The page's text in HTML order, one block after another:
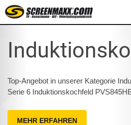
Top-Angebot in unserer Kategorie
Serie 6 Induktionskochfeld
MEHR ERFAHREN